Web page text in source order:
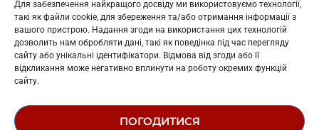
Для забезпечення найкращого досвіду ми використовуємо технології,
такі як файли cookie, для збереження та/або отримання інформації з
вашого пристрою. Надання згоди на використання цих технологій
дозволить нам обробляти дані, такі як поведінка під час перегляду
сайту або унікальні ідентифікатори. Відмова від згоди або її
відкликання може негативно вплинути на роботу окремих функцій
сайту.
ПОГОДИТИСЯ
Косів: L11-01805
Гарасимів: L11-02274